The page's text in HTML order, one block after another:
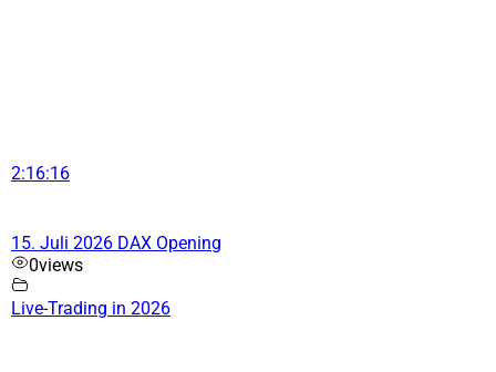
2:16:16
15. Juli 2026 DAX Opening
0views
Live-Trading in 2026